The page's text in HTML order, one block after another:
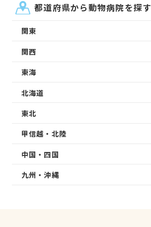
都道府県から動物病院を探す
関東
関西
東海
北海道
東北
甲信越・北陸
中国・四国
九州・沖縄